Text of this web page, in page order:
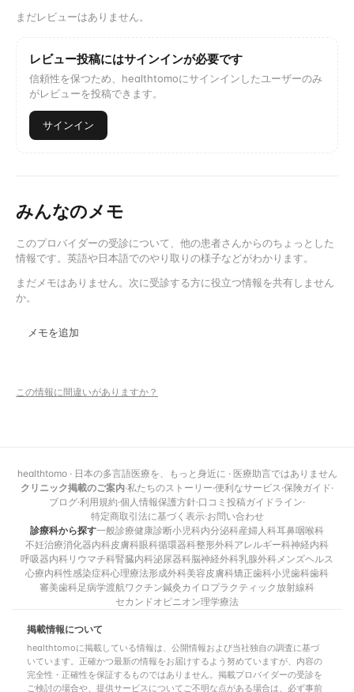
まだレビューはありません。
レビュー投稿にはサインインが必要です
信頼性を保つため、healthtomoにサインインしたユーザーのみ
がレビューを投稿できます。
サインイン
みんなのメモ
このプロバイダーの受診について、他の患者さんからのちょっとした
情報です。英語や日本語でのやり取りの様子などがわかります。
まだメモはありません。次に受診する方に役立つ情報を共有しません
か。
メモを追加
この情報に間違いがありますか？
healthtomo · 日本の多言語医療を、もっと身近に · 医療助言ではありません
クリニック掲載のご案内·私たちのストーリー·便利なサービス ·保険ガイド·
ブログ·利用規約·個人情報保護方針·口コミ投稿ガイドライン·
特定商取引法に基づく表示·お問い合わせ
診療科から探す一般診療健康診断小児科内分泌科産婦人科耳鼻咽喉科
不妊治療消化器内科皮膚科眼科循環器科整形外科アレルギー科神経内科
呼吸器内科 リウマチ科腎臓内科泌尿器科脳神経外科乳腺外科 メンズヘルス
心療内科性感染症科心理療法形成外科美容皮膚科矯正歯科小児歯科歯科
審美歯科足病学渡航ワクチン鍼灸カイロプラクティック 放射線科
セカンドオピニオン理学療法
掲載情報について
healthtomoに掲載している情報は、公開情報および当社独自の調査に基づ
いています。正確かつ最新の情報をお届けするよう努めていますが、内容の
完全性・正確性を保証するものではありません。掲載プロバイダーの受診を
ご検討の場合や、提供サービスについてご不明な点がある場合は、必ず事前